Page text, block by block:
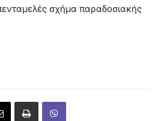
σχήμα παραδοσιακής